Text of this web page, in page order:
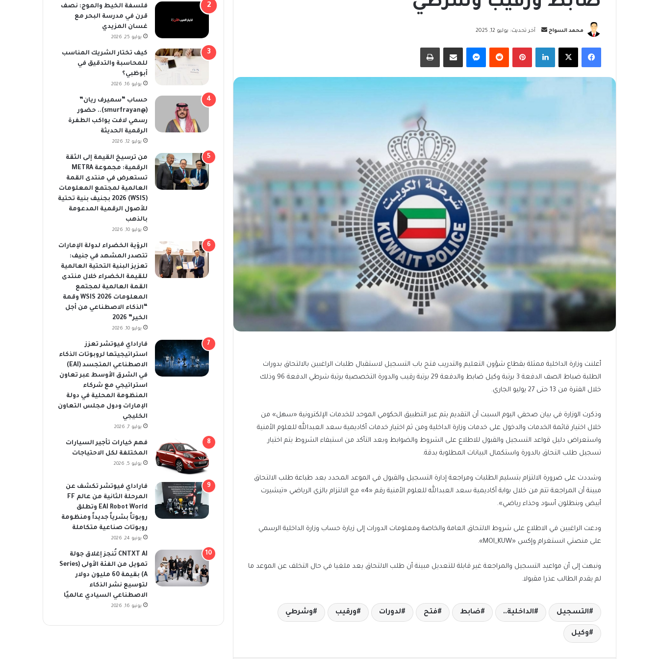
محمد السواح
أرسل
إلكترونيا
آخر تحديث: يوليو 12, 2025
فيسبوك‫X لينكدإن بينتيريست ماسنجر مشاركة عبر البريد طباعة
أعلنت وزارة الداخلية ممثلة بقطاع شؤون التعليم والتدريب فتح باب التسجيل لاستقبال طلبات الراغبين بالالتحاق بدورات
الطلبة ضباط الصف الدفعة 3 برتبة وكيل ضابط والدفعة 29 برتبة رقيب والدورة التخصصية برتبة شرطي الدفعة 96 وذلك
خلال الفترة من 13 حتى 27 يوليو الجاري.
وذكرت الوزارة في بيان صحفي اليوم السبت أن التقديم يتم عبر التطبيق الحكومي الموحد للخدمات الإلكترونية «سهل» من
خلال اختيار قائمة الخدمات والدخول على خدمات وزارة الداخلية ومن ثم اختيار خدمات أكاديمية سعد العبدالله للعلوم الأمنية
واستعراض دليل قواعد التسجيل والقبول للاطلاع على الشروط والضوابط وبعد التأكد من استيفاء الشروط يتم اختيار
تسجيل طلب التحاق بالدورة واستكمال البيانات المطلوبة بدقة.
وشددت على ضرورة الالتزام بتسليم الطلبات ومراجعة إدارة التسجيل والقبول في الموعد المحدد بعد طباعة طلب الالتحاق
مبينة أن المراجعة تتم من خلال بوابة أكاديمية سعد العبدالله للعلوم الأمنية رقم «4» مع الالتزام بالزي الرياضي «تيشيرت
أبيض وبنطلون أسود وحذاء رياضي».
ودعت الراغبين في الاطلاع على شروط الالتحاق العامة والخاصة ومعلومات الدورات إلى زيارة حساب وزارة الداخلية الرسمي
على منصتي انستغرام وإكس «MOI_KUW».
ونبهت إلى أن مواعيد التسجيل والمراجعة غير قابلة للتعديل مبينة أن طلب الالتحاق يعد ملغيا في حال التخلف عن الموعد ما
لم يقدم الطالب عذرا مقبولا.
التسجيل الداخلية.. ضابط فتح لدورات ورقيب وشرطي
وكيل
فلسفة الخيط والموج: نصف
قرن في مدرسة البحر مع
غسان المزيدي
يوليو 25, 2026
كيف تختار الشريك المناسب
للمحاسبة والتدقيق في
أبوظبي؟
يوليو 16, 2026
حساب “سميرف ريان”
(@smurfrayan).. حضور
رسمي لافت يواكب الطفرة
الرقمية الحديثة
يوليو 12, 2026
من ترسيخ القيمة إلى الثقة
الرقمية: مجموعة METRA
تستعرض في منتدى القمة
العالمية لمجتمع المعلومات
(WSIS) 2026 بجنيف بنية تحتية
للأصول الرقمية المدعومة
بالذهب
يوليو 10, 2026
الرؤية الخضراء لدولة الإمارات
تتصدر المشهد في جنيف:
تعزيز البنية التحتية العالمية
للقيمة الخضراء خلال منتدى
القمة العالمية لمجتمع
المعلومات WSIS 2026 وقمة
“الذكاء الاصطناعي من أجل
الخير” 2026
يوليو 10, 2026
فاراداي فيوتشر تعزز
استراتيجيتها لروبوتات الذكاء
الاصطناعي المتجسد (EAI)
في الشرق الأوسط عبر تعاون
استراتيجي مع شركاء
المنظومة المحلية في دولة
الإمارات ودول مجلس التعاون
الخليجي
يوليو 7, 2026
فهم خيارات تأجير السيارات
المختلفة لكل الاحتياجات
يوليو 5, 2026
فاراداي فيوتشر تكشف عن
المرحلة الثانية من عالم FF
EAI Robot World وتطلق
روبوتاً بشرياً جديداً ومنظومة
روبوتات صناعية متكاملة
يونيو 24, 2026
CNTXT AI تُنجز إغلاق جولة
تمويل من الفئة الأولى (Series
A) بقيمة 60 مليون دولار
لتوسيع نشر الذكاء
الاصطناعي السيادي عالميًا
يونيو 16, 2026